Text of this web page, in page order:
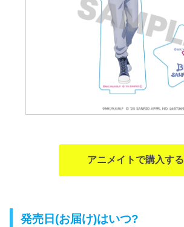
アニメイトで購入する
発売日(お届け)はいつ?